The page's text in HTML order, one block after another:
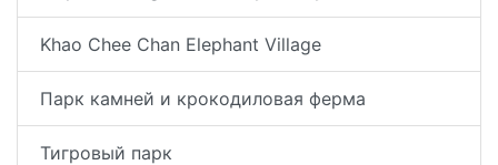
Khao Сhee Сhan Elephant Village
Парк камней и крокодиловая ферма
Тигровый парк